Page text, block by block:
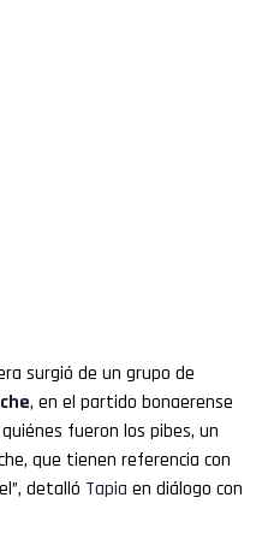
surgió de un grupo de
, en el partido bonaerense
fueron los pibes, un
que tienen referencia con
detalló Tapia en diálogo con